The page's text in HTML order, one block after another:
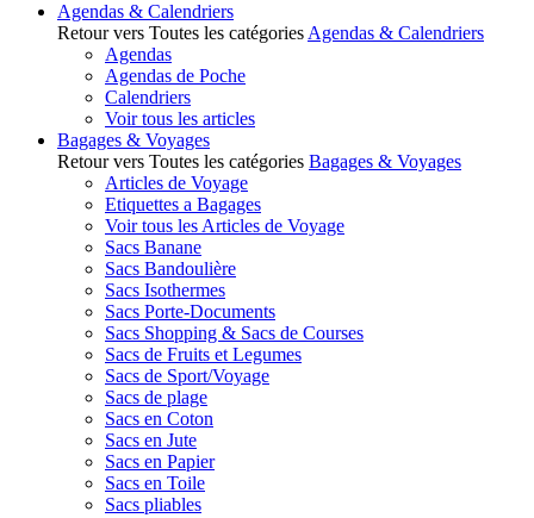
Agendas & Calendriers
Retour vers Toutes les catégories Agendas & Calendriers
Agendas
Agendas de Poche
Calendriers
Voir tous les articles
Bagages & Voyages
Retour vers Toutes les catégories Bagages & Voyages
Articles de Voyage
Etiquettes a Bagages
Voir tous les Articles de Voyage
Sacs Banane
Sacs Bandoulière
Sacs Isothermes
Sacs Porte-Documents
Sacs Shopping & Sacs de Courses
Sacs de Fruits et Legumes
Sacs de Sport/Voyage
Sacs de plage
Sacs en Coton
Sacs en Jute
Sacs en Papier
Sacs en Toile
Sacs pliables